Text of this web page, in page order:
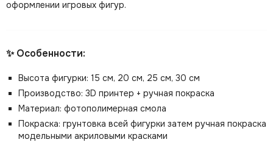
оформлении игровых фигур.
✨ Особенности:
Высота фигурки: 15 см, 20 см, 25 см, 30 см
Производство: 3D принтер + ручная покраска
Материал: фотополимерная смола
Покраска: грунтовка всей фигурки затем ручная покраска
модельными акриловыми красками